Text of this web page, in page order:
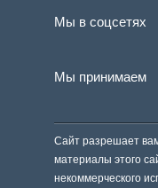
Мы в соцсетях
Мы принимаем
Сайт разрешает
материалы этого
некоммерческого